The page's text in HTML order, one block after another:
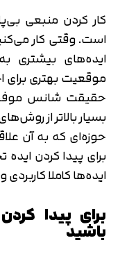
کار کردن منبعی
است. وقتی کار
ایده‌های
موقعیت بهتری برای
حقیقت شانس
بسیار بالاتر از
حوزه‌ای که به آن
برای پیدا کردن
ایده‌ها کاملا
برای پیدا
باشید